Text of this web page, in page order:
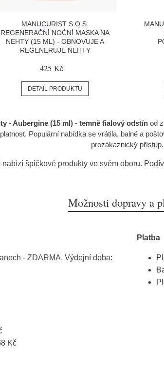
MANUCURIST S.O.S.
REGENERAČNÍ NOČNÍ MASKA NA
NEHTY (15 ML) - OBNOVUJE A
REGENERUJE NEHTY
425 Kč
DETAIL PRODUKTU
- Aubergine (15 ml) - temně fialový odstínod
Populární nabídka se vrátila, balné a
prozákaznický přístup.
nabízí špičkové produkty ve svém oboru.
Možnosti dopravy a
- ZDARMA. Výdejní doba:
Kč
Platba